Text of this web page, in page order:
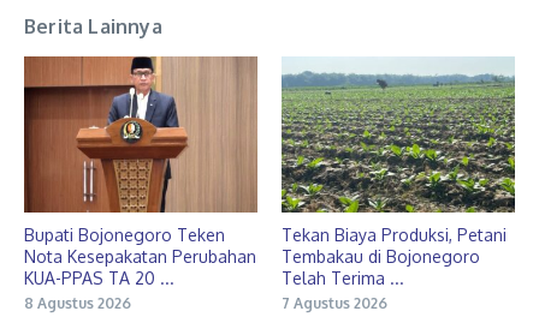
Berita Lainnya
Bupati Bojonegoro Teken
Nota Kesepakatan Perubahan
KUA-PPAS TA 20 ...
8 Agustus 2026
Tekan Biaya Produksi, Petani
Tembakau di Bojonegoro
Telah Terima ...
7 Agustus 2026